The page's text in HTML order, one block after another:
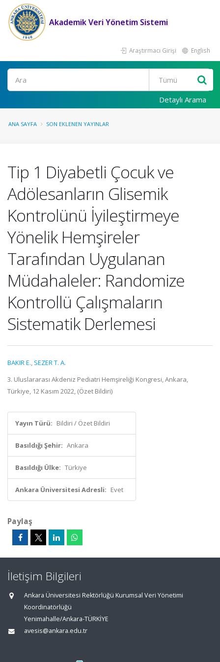
Akademik Veri Yönetim Sistemi
Araştırmacı Girişi English
Ara
Detaylı Arama
ANA SAYFA SON EKLENEN YAYINLAR
Tip 1 Diyabetli Çocuk ve
Adölesanların Glisemik
Kontrolünü İyileştirmeye
Yönelik Hemşireler
Tarafından Uygulanan
Müdahaleler: Randomize
Kontrollü Çalışmaların
Sistematik Derlemesi
BAKIR E., SEZER T. A.
3. Uluslararası Akdeniz Pediatri Hemşireliği Kongresi, Ankara,
Türkiye, 12 Kasım 2022, (Özet Bildiri)
Yayın Türü: Bildiri / Özet Bildiri
Basıldığı Şehir: Ankara
Basıldığı Ülke: Türkiye
Ankara Üniversitesi Adresli: Evet
Paylaş
İletişim Bilgileri
Ankara Üniversitesi Rektörlüğü Kurumsal Veri Yönetimi
Koordinatörlüğü
Yenimahalle/Ankara-TÜRKİYE
avesis@ankara.edu.tr